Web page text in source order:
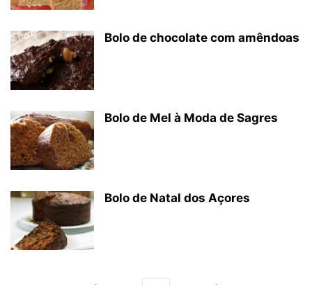
Bolo de chocolate com amêndoas
Bolo de Mel à Moda de Sagres
Bolo de Natal dos Açores